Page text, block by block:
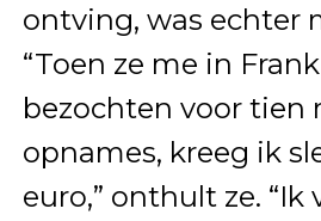
ontving, was echter
“Toen ze me in
bezochten voor tien
opnames, kreeg ik
euro,” onthult ze. “Ik